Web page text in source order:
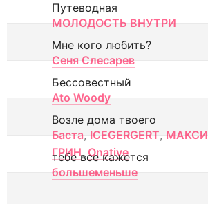
Путеводная
МОЛОДОСТЬ ВНУТРИ
Мне кого любить?
Сеня Слесарев
Бессовестный
Ato Woody
Возле дома твоего
Баста, ICEGERGERT, МАКСИ
ГРИН, Onative
тебе все кажется
большеменьше